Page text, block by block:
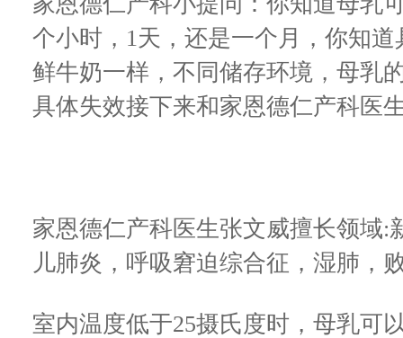
个小时， 1 天，还是一个月，你知
鲜牛奶一样，不同储存环境，母乳
具体失效接下来和家恩德仁产科医
家恩德仁产科医生张文威擅长领域:
儿肺炎，呼吸窘迫综合征，湿肺，
室内温度低于25摄氏度时，母乳可